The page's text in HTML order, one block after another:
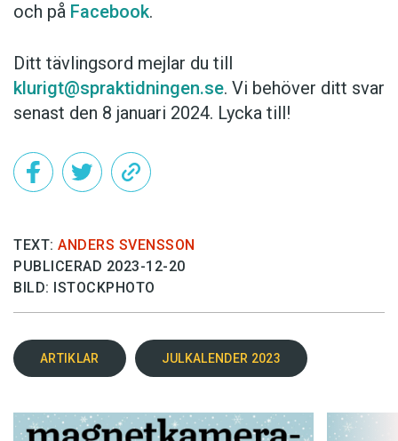
och på Facebook.
Ditt tävlingsord mejlar du till
klurigt@spraktidningen.se. Vi behöver ditt svar
senast den 8 januari 2024. Lycka till!
TEXT: ANDERS SVENSSON
PUBLICERAD 2023-12-20
BILD: ISTOCKPHOTO
ARTIKLAR JULKALENDER 2023